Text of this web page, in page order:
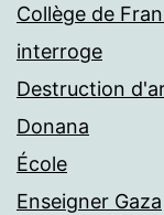
Collège de
interroge
Destruction
Donana
École
Enseigner Gaza